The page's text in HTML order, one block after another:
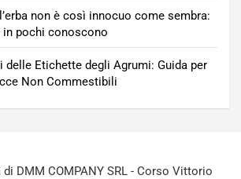
non è così innocuo come sembra:
pochi conoscono
delle Etichette degli Agrumi: Guida per
Non Commestibili
DMM COMPANY SRL - Corso Vittorio